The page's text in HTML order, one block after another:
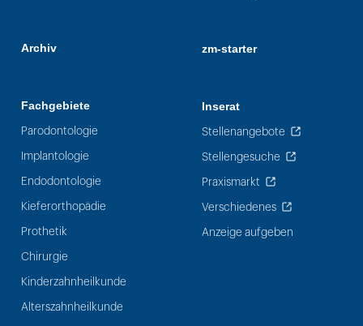
Archiv
Fachgebiete
Parodontologie
Implantologie
Endodontologie
Kieferorthopädie
Prothetik
Chirurgie
Kinderzahnheilkunde
Alterszahnheilkunde
zm-starter
Inserat
Stellenangebote
Stellengesuche
Praxismarkt
Verschiedenes
Anzeige aufgeben